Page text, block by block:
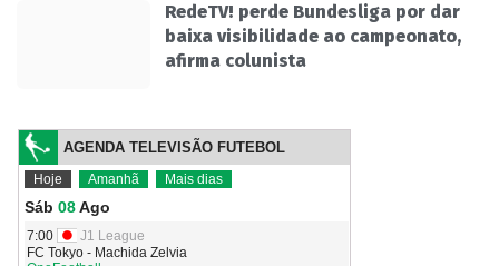
RedeTV! perde Bundesliga por dar
baixa visibilidade ao campeonato,
afirma colunista